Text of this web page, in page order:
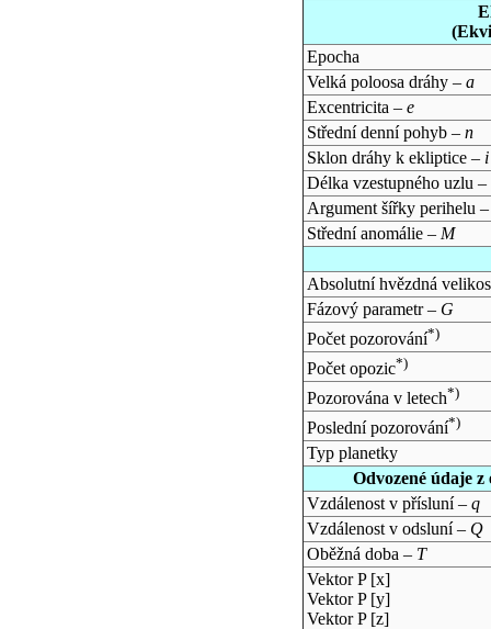
Epocha
Velká poloosa dráhy – a
Excentricita – e
Střední denní pohyb – n
Sklon dráhy k ekliptice – i
Délka vzestupného uzlu –
Argument šířky perihelu
Střední anomálie – M
Absolutní hvězdná
Fázový parametr – G
Počet pozorování*)
Počet opozic*)
Pozorována v letech*)
Poslední pozorování*)
Typ planetky
Odvozené údaje
Vzdálenost v přísluní – q
Vzdálenost v odsluní – Q
Oběžná doba – T
Vektor P [x]
Vektor P [y]
Vektor P [z]